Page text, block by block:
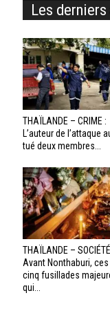
Les
THAÏLANDE – CRIME :
L’auteur de l’attaque
tué deux membres...
THAÏLANDE –
Avant Nonthaburi, ces
cinq fusillades
qui...